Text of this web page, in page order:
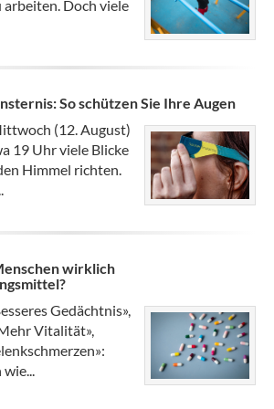
arbeiten. Doch viele
So schützen Sie Ihre Augen
(12. August)
19 Uhr viele Blicke
Himmel richten.
wirklich
Gedächtnis»,
Vitalität»,